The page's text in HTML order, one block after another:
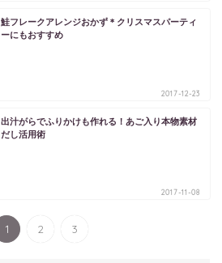
鮭フレークアレンジおかず＊クリスマスパーティ
ーにもおすすめ
2017-12-23
出汁がらでふりかけも作れる！あご入り本物素材
だし活用術
2017-11-08
1 2 3